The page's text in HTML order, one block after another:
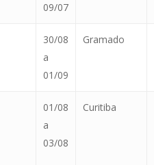
09/07
30/08
a
01/09
Gramado
01/08
a
03/08
Curitiba